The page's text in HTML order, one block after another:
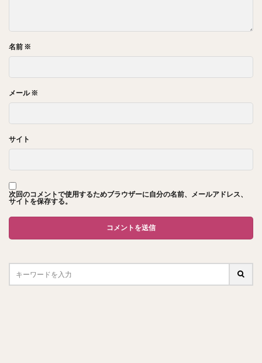
名前 ※
メール※
サイト
次回のコメントで使用するためブラウザーに自分の名前、メールアドレス、
サイトを保存する。